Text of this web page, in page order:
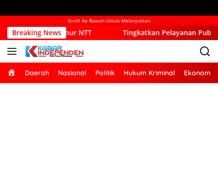
Scroll Ke Bawah Untuk Melanjutkan
Breaking News
NTT Tingkatkan Pelayanan Publik, Pemkab
Home
Daerah Nasional Politik Hukum Kriminal Ekonomi